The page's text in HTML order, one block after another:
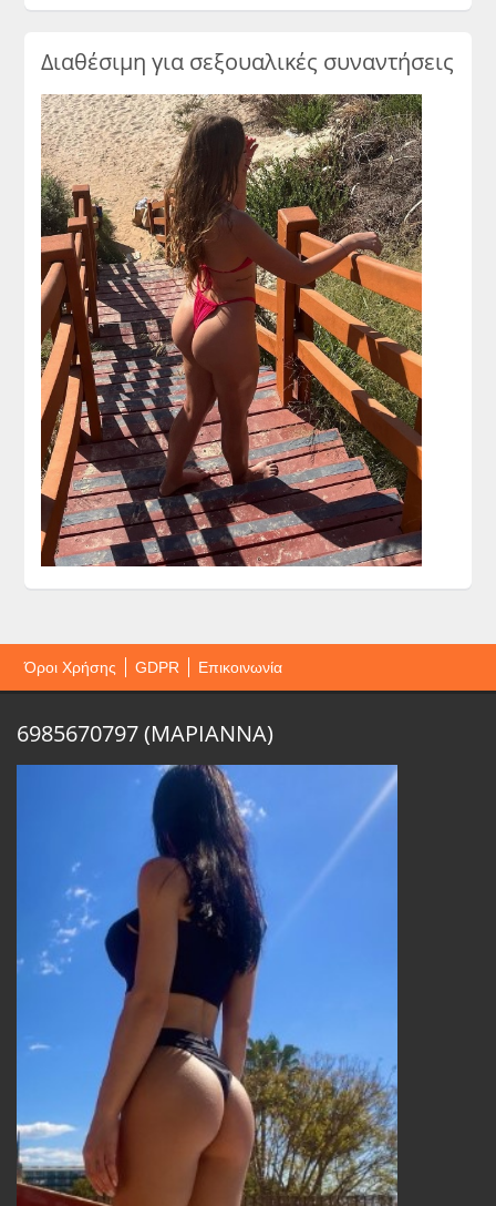
Διαθέσιμη για σεξουαλικές συναντήσεις
Όροι Χρήσης GDPR Επικοινωνία
6985670797 (ΜΑΡΙΑΝΝΑ)